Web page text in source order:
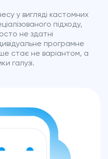
у вигляді кастомних
підходу,
не здатні
програмне
стає не варіантом, а
галузі.